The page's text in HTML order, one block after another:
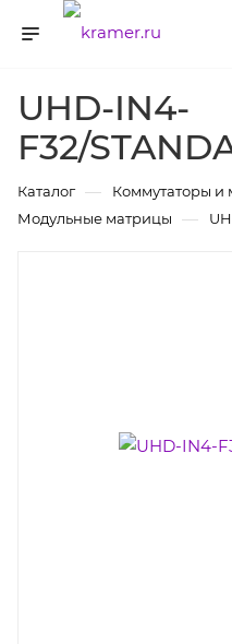
UHD-IN4-
F32/
Каталог — Коммутаторы и
Модульные матрицы —